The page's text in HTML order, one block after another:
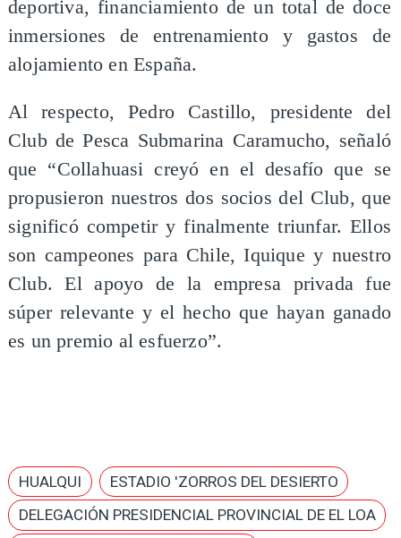
deportiva, financiamiento de un total de doce
inmersiones de entrenamiento y gastos de
alojamiento en España.
Al respecto, Pedro Castillo, presidente del
Club de Pesca Submarina Caramucho, señaló
que “Collahuasi creyó en el desafío que se
propusieron nuestros dos socios del Club, que
significó competir y finalmente triunfar. Ellos
son campeones para Chile, Iquique y nuestro
Club. El apoyo de la empresa privada fue
súper relevante y el hecho que hayan ganado
es un premio al esfuerzo”.
HUALQUI
ESTADIO 'ZORROS DEL DESIERTO
DELEGACIÓN PRESIDENCIAL PROVINCIAL DE EL LOA